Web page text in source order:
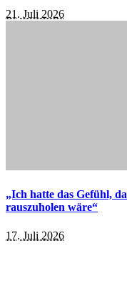
21. Juli 2026
„Ich hatte das Gefühl,
rauszuholen wäre“
17. Juli 2026